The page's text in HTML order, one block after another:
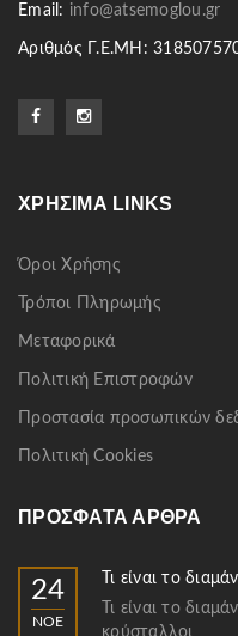
Email: info@atsemoglou.gr
Αριθμός Γ.Ε.ΜΗ:
ΧΡΉΣΙΜΑ LINKS
Όροι Χρήσης
Τρόποι Πληρωμής
Μεταφορικά
Πολιτική Επιστροφών
Προστασία προσωπικών
Πολιτική Cookies
ΠΡΌΣΦΑΤΑ ΆΡΘΡΑ
24
ΝΟΈ
Τι είναι το
Τι είναι το
κρύσταλλοι